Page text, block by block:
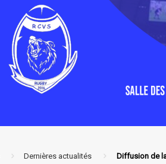
Dernières actualités Diffusion de